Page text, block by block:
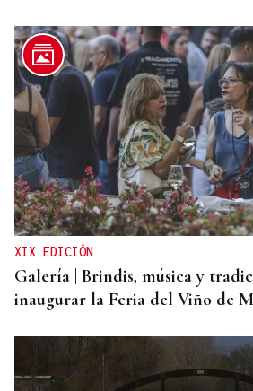
CANEDO
Un herido en la colisión entre
entrada a las termas de Outariz
XIX EDICIÓN
Galería | Brindis, música y
inaugurar la Feria del Viño de